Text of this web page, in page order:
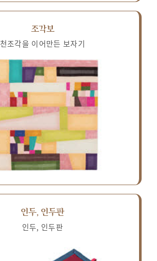
조각보
천조각을 이어만든 보자기
인두, 인두판
인두, 인두판